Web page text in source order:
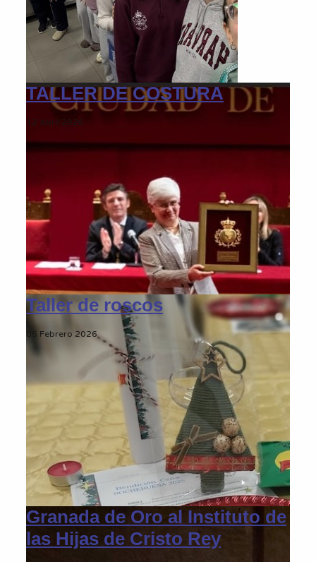
TALLER DE COSTURA
12 Abril 2026
Taller de roscos
05 Febrero 2026
Granada de Oro al Instituto de
las Hijas de Cristo Rey